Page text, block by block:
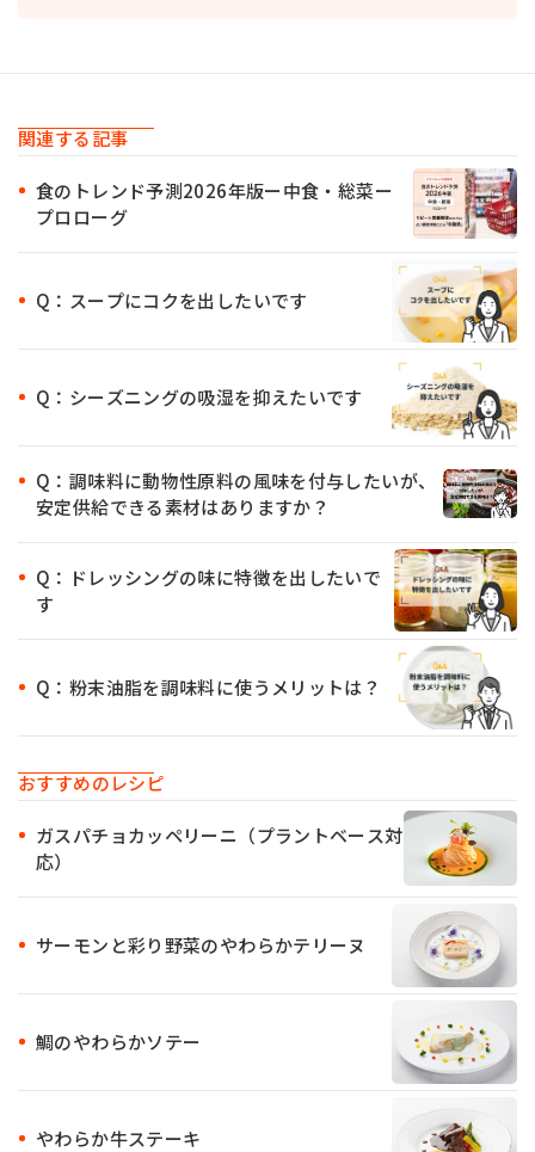
関連する記事
食のトレンド予測2026年版ー中食・総菜ー
プロローグ
Q：スープにコクを出したいです
Q：シーズニングの吸湿を抑えたいです
Q：調味料に動物性原料の風味を付与したいが、
安定供給できる素材はありますか？
Q：ドレッシングの味に特徴を出したいで
す
Q：粉末油脂を調味料に使うメリットは？
おすすめのレシピ
ガスパチョカッペリーニ（プラントベース対
応）
サーモンと彩り野菜のやわらかテリーヌ
鯛のやわらかソテー
やわらか牛ステーキ